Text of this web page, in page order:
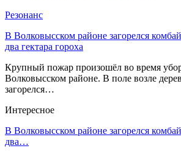
Резонанс
В Волковысском районе загорелся
два гектара гороха
Крупный пожар произошёл во время
Волковысском районе. В поле возле
загорелся…
Интересное
В Волковысском районе загорелся
два…